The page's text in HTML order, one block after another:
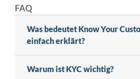
FAQ
Was bedeutet Know Your
einfach erklärt?
Warum ist KYC wichtig?